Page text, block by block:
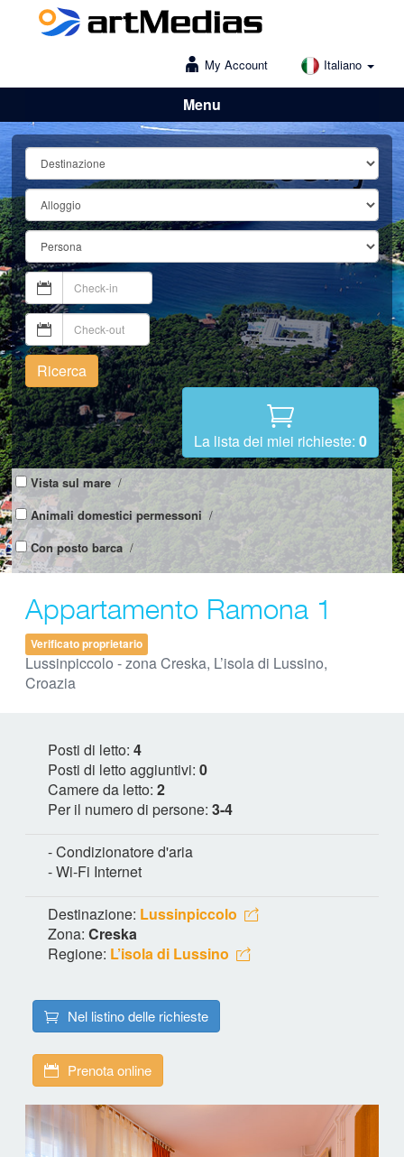
My Account Italiano
Menu
Lošinj
Ricerca
La lista dei miei richieste: 0
Vista sul mare /
Animali domestici permessoni /
Con posto barca /
Appartamento Ramona 1
Verificato proprietario
Lussinpiccolo - zona Creska, L’isola di Lussino,
Croazia
Posti di letto: 4
Posti di letto aggiuntivi: 0
Camere da letto: 2
Per il numero di persone: 3-4
- Condizionatore d'aria
- Wi-Fi Internet
Destinazione: Lussinpiccolo
Zona: Creska
Regione: L’isola di Lussino
Nel listino delle richieste
Prenota online